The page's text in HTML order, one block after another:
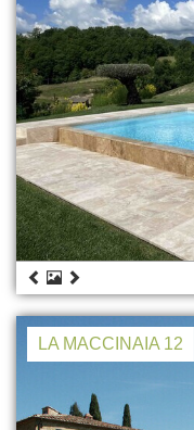
LA MACCINAIA 12